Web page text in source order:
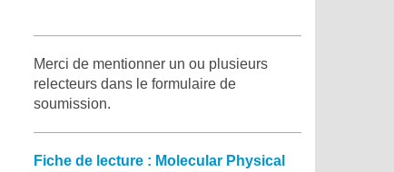
Merci de mentionner un ou plusieurs
relecteurs dans le formulaire de
soumission.
Fiche de lecture : Molecular Physical